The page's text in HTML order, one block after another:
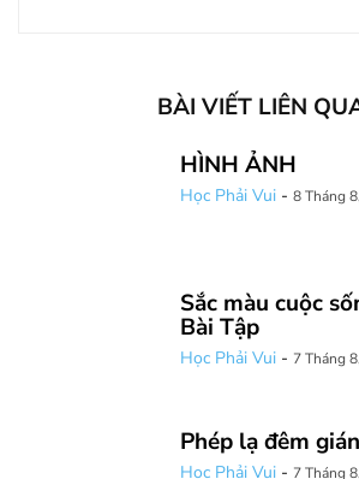
BÀI VIẾT LIÊN
HÌNH ẢNH
Học Phải Vui - 8 Tháng
Sắc màu cuộc
Bài Tập
Học Phải Vui - 7 Tháng
Phép lạ đêm
Học Phải Vui - 7 Tháng